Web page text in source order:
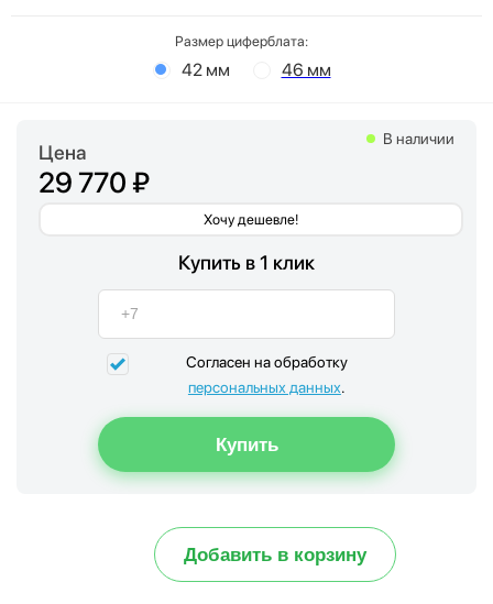
Размер циферблата:
42 мм 46 мм
Цена
29 770 ₽
Хочу дешевле!
В наличии
Купить в 1 клик
Согласен на обработку
персональных данных.
Добавить в корзину